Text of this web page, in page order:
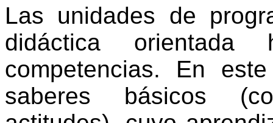
Las unidades de
didáctica
competencias. En
saberes básicos